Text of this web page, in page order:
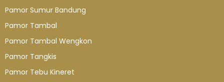
Pamor Sumur Bandung
Pamor Tambal
Pamor Tambal Wengkon
Pamor Tangkis
Pamor Tebu Kineret